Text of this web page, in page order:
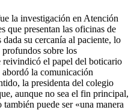
la investigación en Atención
que presentan las oficinas de
su cercanía al paciente, lo
sobre los
reivindicó el papel del boticario
abordó la comunicación
la presidenta del colegio
aunque no sea el fin principal,
puede ser «una manera